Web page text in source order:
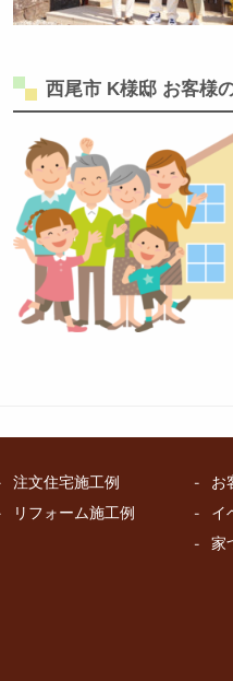
西尾市 K様邸 お客様
注文住宅施工例
リフォーム施工例
お
イ
家